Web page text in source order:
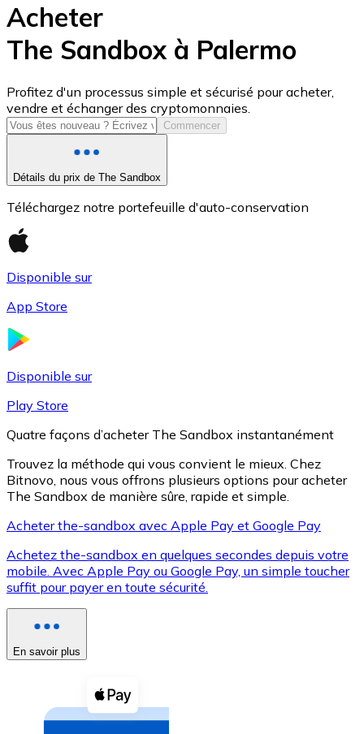
USD Coin
USDC
XRP
XRP
Voir toutes
Coupons crypto
Achetez des cryptomonnaies en espèces et d'autres
Acheter
The Sandbox à Palermo
Profitez d'un processus simple et sécurisé pour acheter,
vendre et échanger des cryptomonnaies.
Commencer
Détails du prix de The Sandbox
Téléchargez notre portefeuille d'auto-conservation
Disponible sur
App Store
Disponible sur
Play Store
Quatre façons d’acheter The Sandbox instantanément
Trouvez la méthode qui vous convient le mieux. Chez
Bitnovo, nous vous offrons plusieurs options pour acheter
The Sandbox de manière sûre, rapide et simple.
Acheter the-sandbox avec Apple Pay et Google Pay
Achetez the-sandbox en quelques secondes depuis votre
mobile. Avec Apple Pay ou Google Pay, un simple toucher
suffit pour payer en toute sécurité.
En savoir plus